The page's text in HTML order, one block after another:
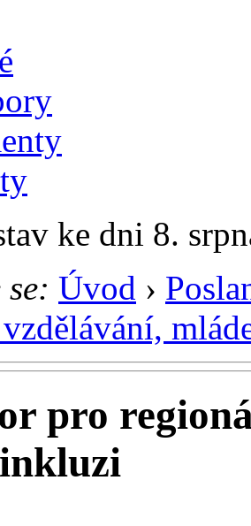
ke dni 8.
Úvod ›
pro